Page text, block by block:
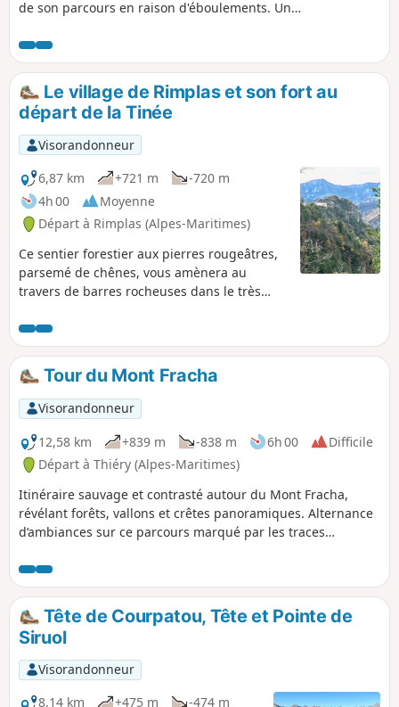
de son parcours en raison d'éboulements. Un
l'Adous. C'est un randonnée facile,
pratiquement plate, en aller-retour. Pour corser
un peu le retour dans les derniers kilomètres,
nous avons bifurqué pour retrouver une portion
du circuit du Serse.
Le village de Rimplas et son fort au
départ de la Tinée
Visorandonneur
6,87 km
+721 m
-720 m
4h 00
Moyenne
Départ à Rimplas (Alpes-Maritimes)
Ce sentier forestier aux pierres rougeâtres,
parsemé de chênes, vous amènera au
travers de barres rocheuses dans le très
perché sur les hauteurs de la Tinée. Les
installations du fort sont au profit des
visiteurs que nous sommes. Le sentier
retour traverse une belle châtaigneraie
Tour du Mont Fracha
Visorandonneur
12,58 km
+839 m -838 m 6h 00
Difficile
Départ à Thiéry (Alpes-Maritimes)
Itinéraire sauvage et contrasté autour du Mont Fracha,
révélant forêts, vallons et crêtes panoramiques. Alternance
d’ambiances sur ce parcours marqué par les traces
escarpés et points de vue ouverts sur les paysages du Cians
et de la Tinée.
Tête de Courpatou, Tête et Pointe de
Siruol
Visorandonneur
8,14 km
+475 m
-474 m